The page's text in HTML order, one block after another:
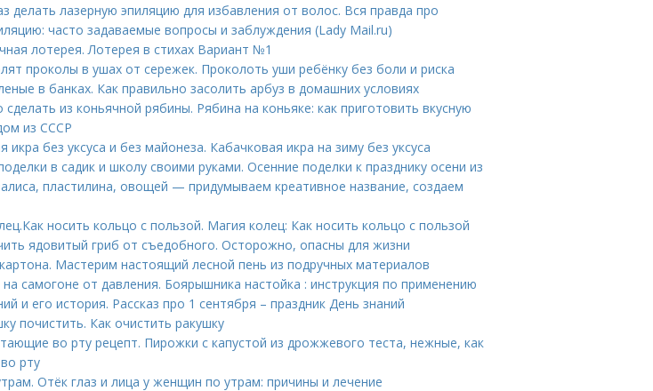
делать лазерную эпиляцию для избавления от волос. Вся правда про
часто задаваемые вопросы и заблуждения (Lady Mail.ru)
лотерея. Лотерея в стихах Вариант №1
проколы в ушах от сережек. Проколоть уши ребёнку без боли и риска
в банках. Как правильно засолить арбуз в домашних условиях
из коньячной рябины. Рябина на коньяке: как приготовить вкусную
из СССР
икра без уксуса и без майонеза. Кабачковая икра на зиму без уксуса
в садик и школу своими руками. Осенние поделки к празднику осени из
пластилина, овощей — придумываем креативное название, создаем
носить кольцо с пользой. Магия колец: Как носить кольцо с пользой
ядовитый гриб от съедобного. Осторожно, опасны для жизни
Мастерим настоящий лесной пень из подручных материалов
на самогоне от давления. Боярышника настойка : инструкция по применению
и его история. Рассказ про 1 сентября – праздник День знаний
почистить. Как очистить ракушку
во рту рецепт. Пирожки с капустой из дрожжевого теста, нежные, как
рту
Отёк глаз и лица у женщин по утрам: причины и лечение